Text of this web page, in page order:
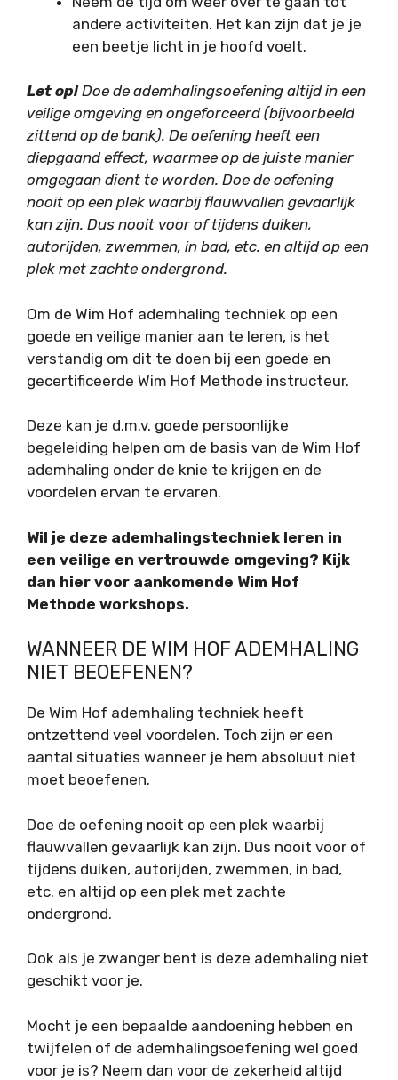
andere activiteiten. Het kan zijn dat je je
een beetje licht in je hoofd voelt.
Let op!Doe de ademhalingsoefening altijd in een
veilige omgeving en ongeforceerd (bijvoorbeeld
zittend op de bank). De oefening heeft een
diepgaand effect, waarmee op de juiste manier
omgegaan dient te worden. Doe de oefening
nooit op een plek waarbij flauwvallen gevaarlijk
kan zijn. Dus nooit voor of tijdens duiken,
autorijden, zwemmen, in bad, etc. en altijd op een
plek met zachte ondergrond.
Om de Wim Hof ademhaling techniek op een
goede en veilige manier aan te leren, is het
verstandig om dit te doen bij een goede en
gecertificeerde Wim Hof Methode instructeur.
Deze kan je d.m.v. goede persoonlijke
begeleiding helpen om de basis van de Wim Hof
ademhaling onder de knie te krijgen en de
voordelen ervan te ervaren.
Wil je deze ademhalingstechniek leren in
een veilige en vertrouwde omgeving? Kijk
dan hier voor aankomende Wim Hof
Methode workshops.
WANNEER DE WIM HOF ADEMHALING
NIET BEOEFENEN?
De Wim Hof ademhaling techniek heeft
ontzettend veel voordelen. Toch zijn er een
aantal situaties wanneer je hem absoluut niet
moet beoefenen.
Doe de oefening nooit op een plek waarbij
flauwvallen gevaarlijk kan zijn. Dus nooit voor of
tijdens duiken, autorijden, zwemmen, in bad,
etc. en altijd op een plek met zachte
ondergrond.
Ook als je zwanger bent is deze ademhaling niet
geschikt voor je.
Mocht je een bepaalde aandoening hebben en
twijfelen of de ademhalingsoefening wel goed
voor je is? Neem dan voor de zekerheid altijd